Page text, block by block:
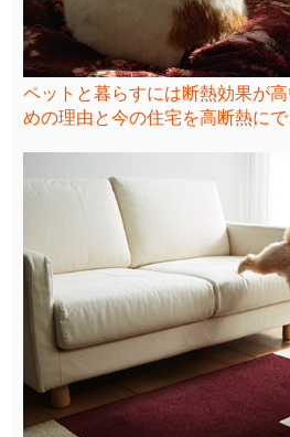
ペットと暮らすには断熱効果が
めの理由と今の住宅を高断熱に